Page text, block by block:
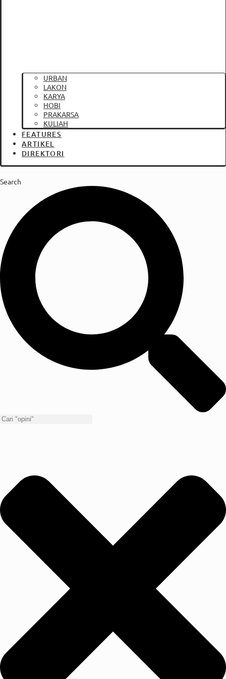
URBAN
LAKON
KARYA
HOBI
PRAKARSA
KULIAH
FEATURES
ARTIKEL
DIREKTORI
Search